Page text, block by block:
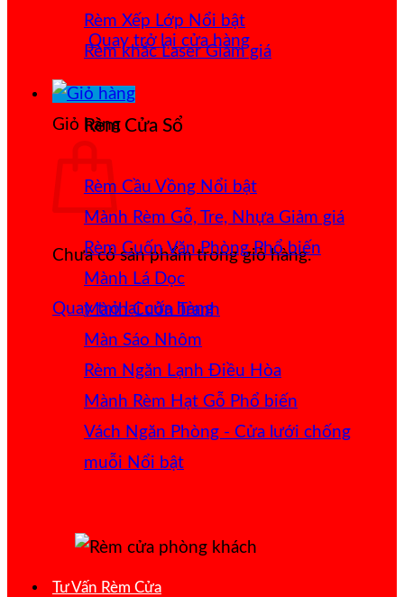
Quay trở lại cửa hàng
Giỏ hàng
Chưa có sản phẩm trong giỏ hàng.
Quay trở lại cửa hàng
Rèm Xếp Lớp
Rèm khắc Laser
Rèm Cửa Sổ
Rèm Cầu Vồng
Mành Rèm Gỗ, Tre, Nhựa
Rèm Cuốn Văn Phòng
Mành Lá Dọc
Mành Cuốn Tranh
Màn Sáo Nhôm
Rèm Ngăn Lạnh Điều Hòa
Mành Rèm Hạt Gỗ
Vách Ngăn Phòng - Cửa lưới chống
muỗi
Tư Vấn Rèm Cửa